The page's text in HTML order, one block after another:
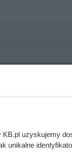
uzyskujemy
unikalne